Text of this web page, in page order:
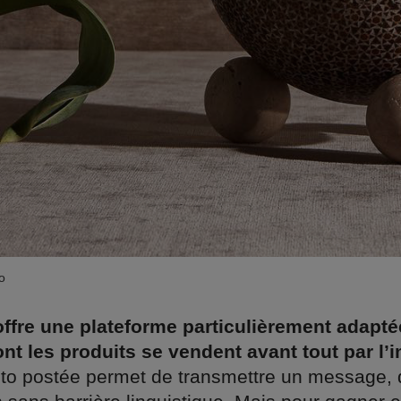
une plateforme particulièrement
les produits se vendent avant tout par
postée permet de transmettre un message,